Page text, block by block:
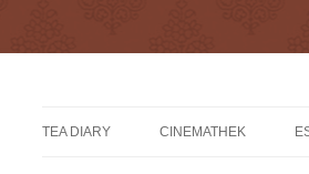
へ
TEA DIARY CINEMATHEK